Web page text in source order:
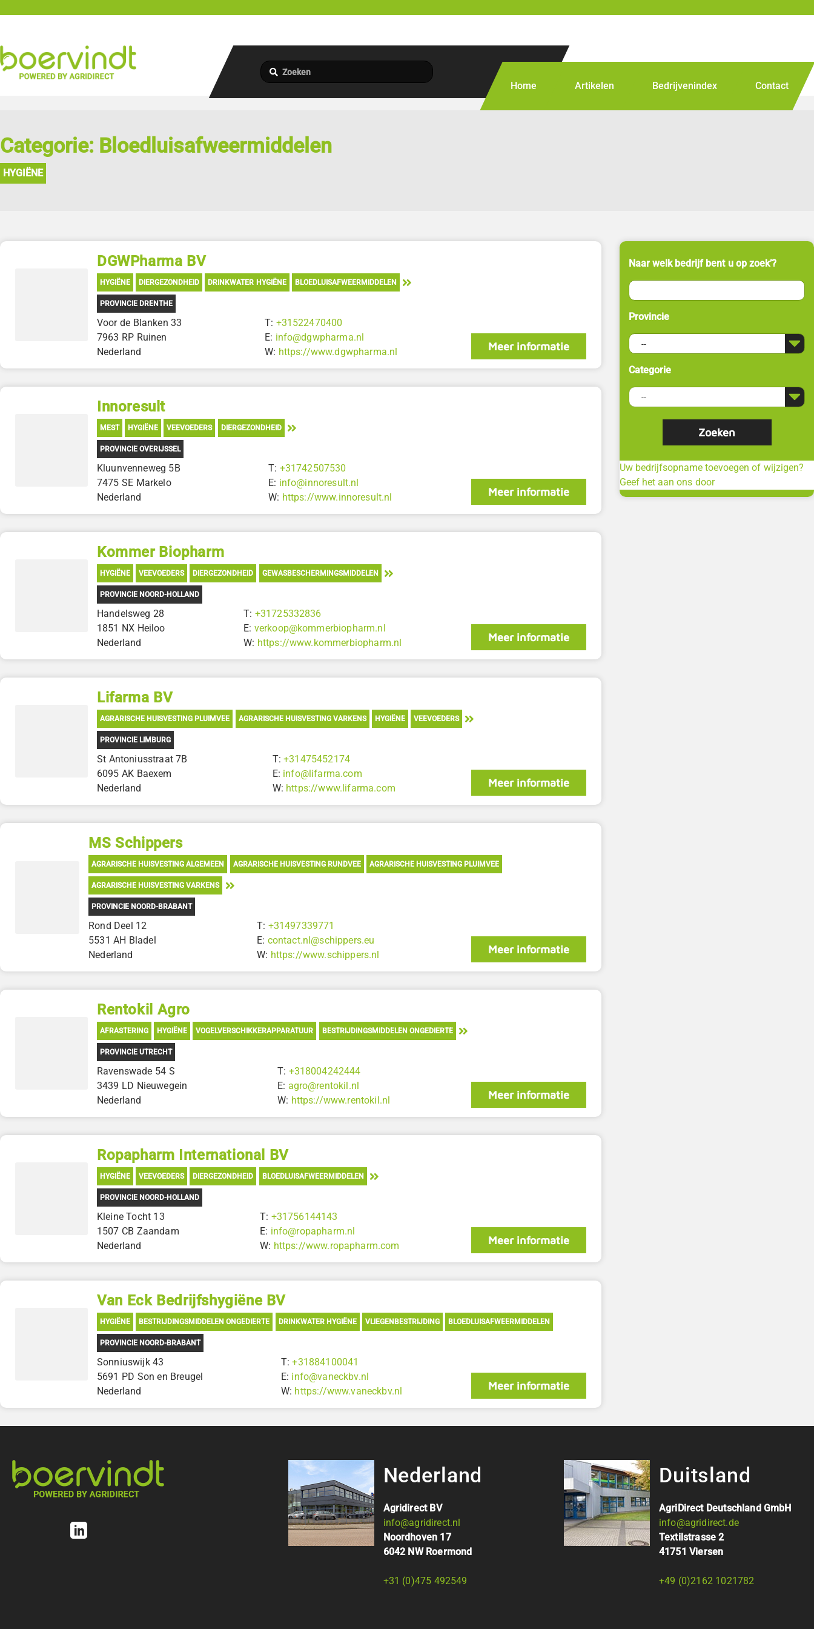
Home Artikelen Bedrijvenindex Contact
Categorie: Bloedluisafweermiddelen
HYGIËNE
DGWPharma BV
HYGIËNE DIERGEZONDHEID DRINKWATER HYGIËNE BLOEDLUISAFWEERMIDDELEN
PROVINCIE DRENTHE
Voor de Blanken 33
7963 RP Ruinen
Nederland
T: +31522470400
E: info@dgwpharma.nl
W: https://www.dgwpharma.nl Meer informatie
Innoresult
MEST HYGIËNE VEEVOEDERS DIERGEZONDHEID
PROVINCIE OVERIJSSEL
Kluunvenneweg 5B
7475 SE Markelo
Nederland
T: +31742507530
E: info@innoresult.nl
W: https://www.innoresult.nl Meer informatie
Kommer Biopharm
HYGIËNE VEEVOEDERS DIERGEZONDHEID GEWASBESCHERMINGSMIDDELEN
PROVINCIE NOORD-HOLLAND
Handelsweg 28
1851 NX Heiloo
Nederland
T: +31725332836
E: verkoop@kommerbiopharm.nl
W: https://www.kommerbiopharm.nl Meer informatie
Lifarma BV
AGRARISCHE HUISVESTING PLUIMVEE AGRARISCHE HUISVESTING VARKENS HYGIËNE VEEVOEDERS
PROVINCIE LIMBURG
St Antoniusstraat 7B
6095 AK Baexem
Nederland
T:+31475452174
E: info@lifarma.com
W: https://www.lifarma.com Meer informatie
MS Schippers
AGRARISCHE HUISVESTING ALGEMEEN AGRARISCHE HUISVESTING RUNDVEE AGRARISCHE HUISVESTING PLUIMVEE
AGRARISCHE HUISVESTING VARKENS
PROVINCIE NOORD-BRABANT
Rond Deel 12
5531 AH Bladel
Nederland
T: +31497339771
E: contact.nl@schippers.eu
W: https://www.schippers.nl Meer informatie
Rentokil Agro
AFRASTERING HYGIËNE VOGELVERSCHIKKERAPPARATUUR BESTRIJDINGSMIDDELEN ONGEDIERTE
PROVINCIE UTRECHT
Ravenswade 54 S
3439 LD Nieuwegein
Nederland
T: +318004242444
E: agro@rentokil.nl
W: https://www.rentokil.nl Meer informatie
Ropapharm International BV
HYGIËNE VEEVOEDERS DIERGEZONDHEID BLOEDLUISAFWEERMIDDELEN
PROVINCIE NOORD-HOLLAND
Kleine Tocht 13
1507 CB Zaandam
Nederland
T: +31756144143
E: info@ropapharm.nl
W: https://www.ropapharm.com Meer informatie
Van Eck Bedrijfshygiëne BV
HYGIËNE BESTRIJDINGSMIDDELEN ONGEDIERTE DRINKWATER HYGIËNE VLIEGENBESTRIJDING BLOEDLUISAFWEERMIDDELEN
PROVINCIE NOORD-BRABANT
Sonniuswijk 43
5691 PD Son en Breugel
Nederland
T:+31884100041
E: info@vaneckbv.nl
W: https://www.vaneckbv.nl Meer informatie
Naar welk bedrijf bent u op zoek’?
Provincie
Categorie
Uw bedrijfsopname toevoegen of wijzigen?
Geef het aan ons door
Nederland
Agridirect BV
info@agridirect.nl
Noordhoven 17
6042 NW Roermond
+31 (0)475 492549
Duitsland
AgriDirect Deutschland GmbH
info@agridirect.de
Textilstrasse 2
41751 Viersen
+49 (0)2162 1021782